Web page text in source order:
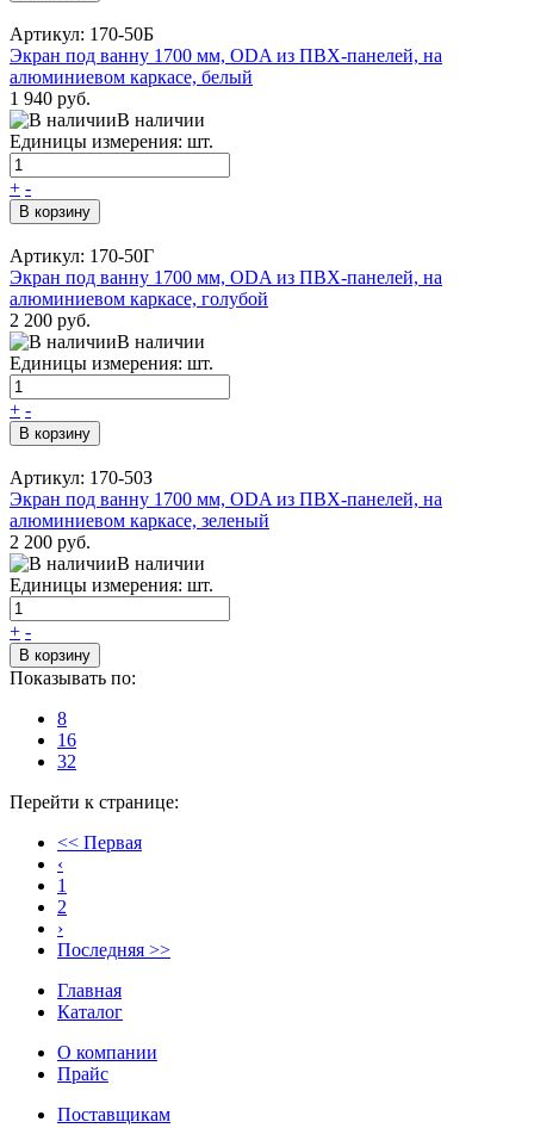
Артикул: 170-50Б
Экран под ванну 1700 мм, ODA из ПВХ-панелей, на
алюминиевом каркасе, белый
1 940 руб.
В наличии
Единицы измерения: шт.
+ -
В корзину
Артикул: 170-50Г
Экран под ванну 1700 мм, ODA из ПВХ-панелей, на
алюминиевом каркасе, голубой
2 200 руб.
В наличии
Единицы измерения: шт.
+ -
В корзину
Артикул: 170-50З
Экран под ванну 1700 мм, ODA из ПВХ-панелей, на
алюминиевом каркасе, зеленый
2 200 руб.
В наличии
Единицы измерения: шт.
+ -
В корзину
Показывать по:
8
16
32
Перейти к странице:
<< Первая
‹
1
2
›
Последняя >>
Главная
Каталог
О компании
Прайс
Поставщикам